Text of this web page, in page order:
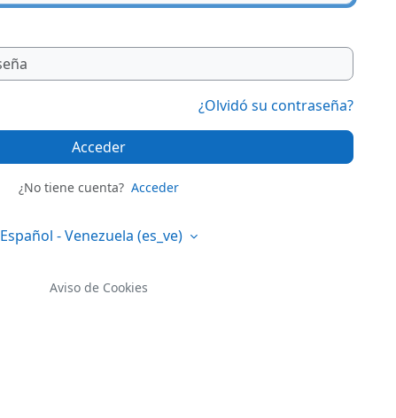
¿Olvidó su contraseña?
Acceder
¿No tiene cuenta? Acceder
Español - Venezuela ‎(es_ve)‎
Aviso de Cookies